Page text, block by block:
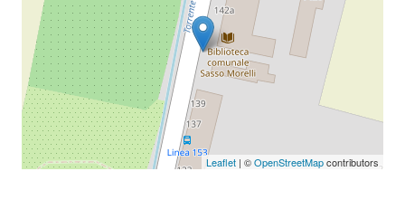
Catalogo
on line
Eventi Leaflet | ©OpenStreetMapcontributors